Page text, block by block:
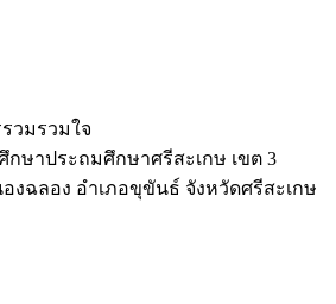
วมรวมใจ
ษาประถมศึกษาศรีสะเกษ เขต 3
งฉลอง อำเภอขุขันธ์ จังหวัดศรีสะเกษ